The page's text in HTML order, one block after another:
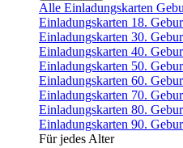
Alle Einladungskarten
Einladungskarten 18.
Einladungskarten 30.
Einladungskarten 40.
Einladungskarten 50.
Einladungskarten 60.
Einladungskarten 70.
Einladungskarten 80.
Einladungskarten 90.
Für jedes Alter